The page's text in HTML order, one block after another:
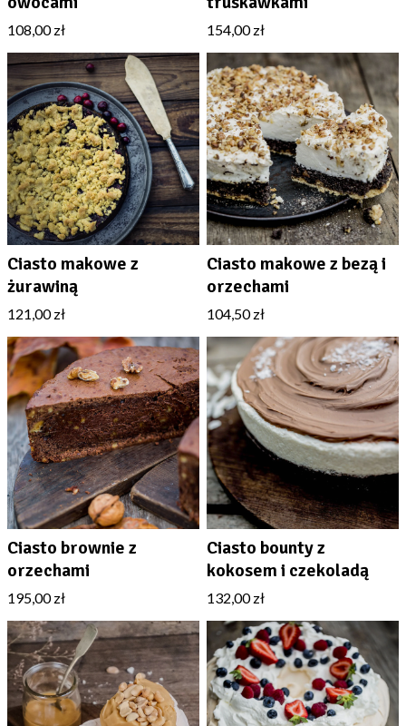
108,00 zł 154,00 zł
Ciasto makowe z
żurawiną
121,00 zł
Ciasto makowe z bezą i
orzechami
104,50 zł
Ciasto brownie z
orzechami
195,00 zł
Ciasto bounty z
kokosem i czekoladą
132,00 zł